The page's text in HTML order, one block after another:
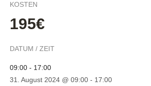
KOSTEN
195€
DATUM / ZEIT
09:00 - 17:00
31. August 2024 @ 09:00 - 17:00